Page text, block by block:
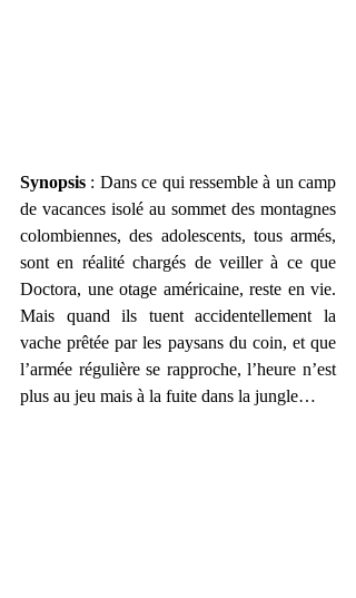
Synopsis : Dans ce qui ressemble à un camp
de vacances isolé au sommet des montagnes
colombiennes, des adolescents, tous armés,
sont en réalité chargés de veiller à ce que
Doctora, une otage américaine, reste en vie.
Mais quand ils tuent accidentellement la
vache prêtée par les paysans du coin, et que
l’armée régulière se rapproche, l’heure n’est
plus au jeu mais à la fuite dans la jungle…